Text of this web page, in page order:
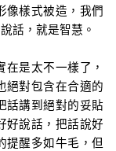
像樣式被造，我們
話，就是智慧。
是太不一樣了，
絕對包含在合適的
話講到絕對的妥貼
好說話，把話說好
提醒多如牛毛，但